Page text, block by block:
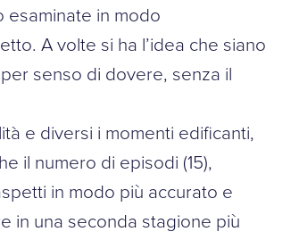
in modo
A volte si ha l’idea che siano
senso di dovere, senza il
e diversi i momenti edificanti,
il numero di episodi (15),
in modo più accurato e
in una seconda stagione più